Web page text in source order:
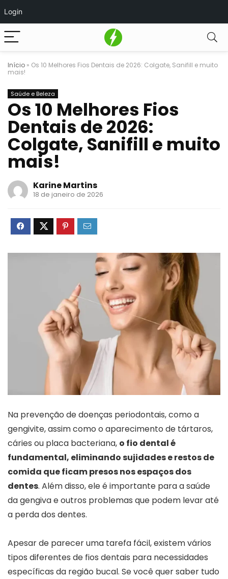
Login
Início » Os 10 Melhores Fios Dentais de 2026: Colgate, Sanifill e muito
mais!
Saúde e Beleza
Os 10 Melhores Fios
Dentais de 2026:
Colgate, Sanifill e muito
mais!
Karine Martins
18 de janeiro de 2026
Na prevenção de doenças periodontais, como a
gengivite, assim como o aparecimento de tártaros,
cáries ou placa bacteriana, o fio dental é
fundamental, eliminando sujidades e restos de
comida que ficam presos nos espaços dos
dentes. Além disso, ele é importante para a saúde
da gengiva e outros problemas que podem levar até
a perda dos dentes.
Apesar de parecer uma tarefa fácil, existem vários
tipos diferentes de fios dentais para necessidades
específicas da região bucal. Se você quer saber tudo